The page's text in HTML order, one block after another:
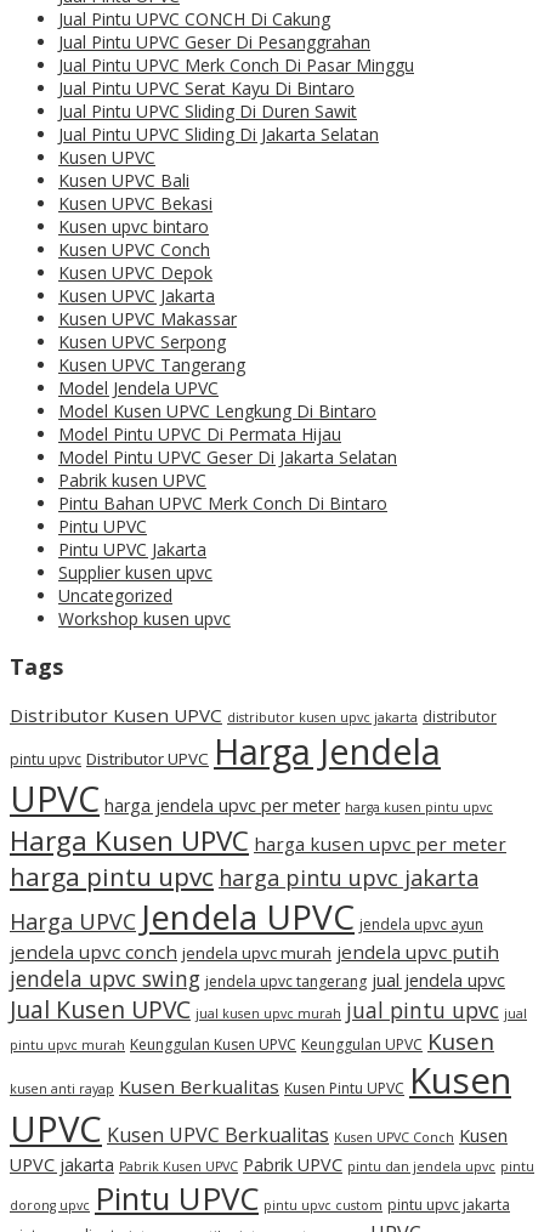
Jual Pintu UPVC CONCH Di Cakung
Jual Pintu UPVC Geser Di Pesanggrahan
Jual Pintu UPVC Merk Conch Di Pasar Minggu
Jual Pintu UPVC Serat Kayu Di Bintaro
Jual Pintu UPVC Sliding Di Duren Sawit
Jual Pintu UPVC Sliding Di Jakarta Selatan
Kusen UPVC
Kusen UPVC Bali
Kusen UPVC Bekasi
Kusen upvc bintaro
Kusen UPVC Conch
Kusen UPVC Depok
Kusen UPVC Jakarta
Kusen UPVC Makassar
Kusen UPVC Serpong
Kusen UPVC Tangerang
Model Jendela UPVC
Model Kusen UPVC Lengkung Di Bintaro
Model Pintu UPVC Di Permata Hijau
Model Pintu UPVC Geser Di Jakarta Selatan
Pabrik kusen UPVC
Pintu Bahan UPVC Merk Conch Di Bintaro
Pintu UPVC
Pintu UPVC Jakarta
Supplier kusen upvc
Uncategorized
Workshop kusen upvc
Tags
Distributor Kusen UPVC distributor kusen upvc jakarta distributor
pintu upvc Distributor UPVC Harga Jendela
UPVC harga jendela upvc per meter harga kusen pintu upvc
Harga Kusen UPVC harga kusen upvc per meter
harga pintu upvc harga pintu upvc jakarta
Harga UPVC Jendela UPVC jendela upvc ayun
jendela upvc conch jendela upvc murah jendela upvc putih
jendela upvc swing jendela upvc tangerang jual jendela upvc
Jual Kusen UPVC jual kusen upvc murah jual pintu upvc jual
pintu upvc murah Keunggulan Kusen UPVC Keunggulan UPVC Kusen
kusen anti rayap Kusen Berkualitas Kusen Pintu UPVC Kusen
UPVC Kusen UPVC Berkualitas Kusen UPVC Conch Kusen
UPVC jakarta Pabrik Kusen UPVC Pabrik UPVC pintu dan jendela upvc pintu
dorong upvc Pintu UPVC pintu upvc custom pintu upvc jakarta